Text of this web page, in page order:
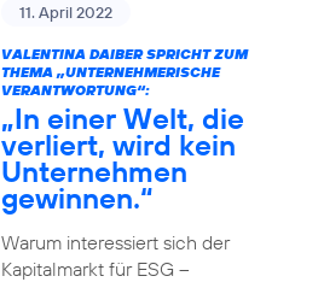
11. April 2022
VALENTINA DAIBER SPRICHT ZUM
THEMA „UNTERNEHMERISCHE
VERANTWORTUNG“:
„In einer Welt, die
verliert, wird kein
Unternehmen
gewinnen.“
Warum interessiert sich der
Kapitalmarkt für ESG –